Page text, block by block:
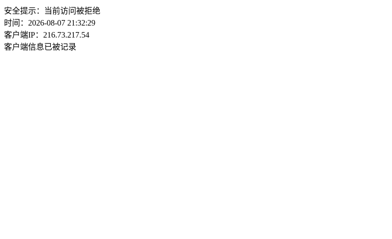
安全提示：当前访问被拒绝
时间：2026-08-07 21:32:29
客户端IP：216.73.217.54
客户端信息已被记录